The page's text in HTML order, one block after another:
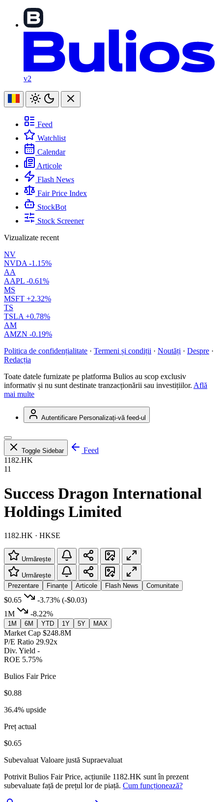
v2
Feed
Watchlist
Calendar
Articole
Flash News
Fair Price Index
StockBot
Stock Screener
Vizualizate recent
NV
NVDA -1.15%
AA
AAPL -0.61%
MS
MSFT +2.32%
TS
TSLA +0.78%
AM
AMZN -0.19%
Politica de confidențialitate · Termeni și condiții · Noutăți · Despre ·
Redacția
Toate datele furnizate pe platforma Bulios au scop exclusiv
informativ și nu sunt destinate tranzacționării sau investițiilor. Află
mai multe
Autentificare Personalizați-vă feed-ul
Toggle Sidebar
Feed
1182.HK
11
Success Dragon International
Holdings Limited
1182.HK · HKSE
Urmărește
Urmărește
Prezentare
Finanțe Articole Flash News Comunitate
$0.65 -3.73% (-$0.03)
1M
-8.22%
1M 6M YTD 1Y 5Y MAX
Market Cap $248.8M
P/E Ratio 29.92x
Div. Yield -
ROE 5.75%
Bulios Fair Price
$0.88
36.4% upside
Preț actual
$0.65
Subevaluat Valoare justă Supraevaluat
Potrivit Bulios Fair Price, acțiunile 1182.HK sunt în prezent
subevaluate față de prețul lor de piață. Cum funcționează?